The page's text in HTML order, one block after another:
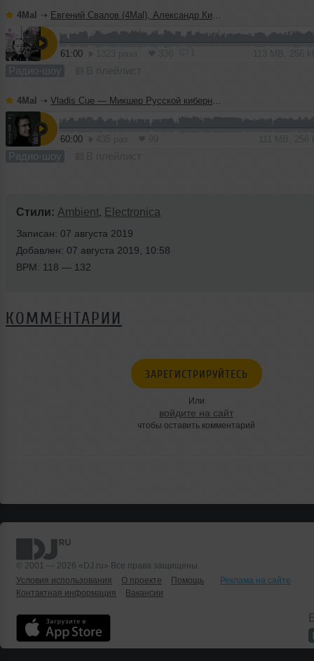
4Mal ➝ Евгений Свалов (4Mal), Александр Киреев — Русская кибернетика 724 (08.07.2026)
61:00
Радио-шоу
4Mal ➝ Vladis Cue — Микшер Русской кибернетики 458 с Евгением Сваловым (4Mal) и Александром Киреевым (08.07.2026)
60:00
Радио-шоу
Стили: Ambient, Electronica
Записан: 07 августа 2019
Добавлен: 07 августа 2019, 10:58
BPM: 118 — 132
КОММЕНТАРИИ
ЗАРЕГИСТРИРУЙТЕСЬ
Или
войдите на сайт
чтобы оставить комментарий
© 2001 — 2026 «DJ.ru» Все права защищены.
Условия использования
О проекте Помощь
Реклама на сайте
Контактная информация
Вакансии